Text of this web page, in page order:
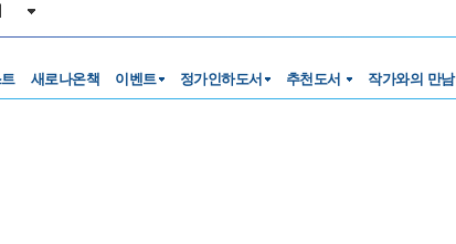
새로나온책 이벤트 정가인하도서 추천도서 작가와의 만남